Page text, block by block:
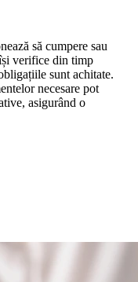
să cumpere sau
verifice din timp
sunt achitate.
necesare pot
asigurând o